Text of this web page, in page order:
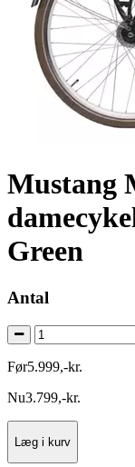
Mustang
Green
Antal
Før5.999,-kr.
Nu3.799,-kr.
Læg i kurv